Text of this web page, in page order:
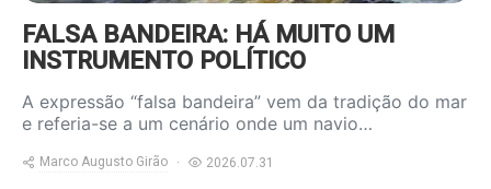
FALSA BANDEIRA: HÁ MUITO UM
INSTRUMENTO POLÍTICO
A expressão “falsa bandeira” vem da tradição do mar
e referia-se a um cenário onde um navio…
Marco Augusto Girão 2026.07.31